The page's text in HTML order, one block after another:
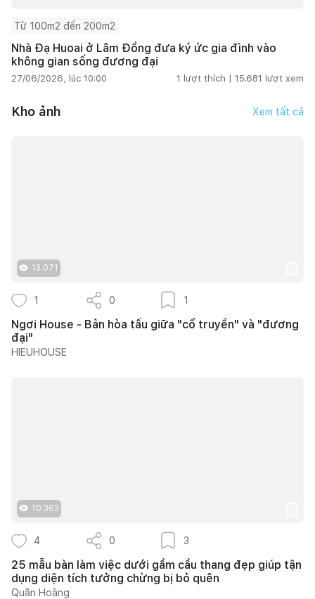
Từ 100m2 đến 200m2
Nhà Đạ Huoai ở Lâm Đồng đưa ký ức gia đình vào
không gian sống đương đại
27/06/2026, lúc 10:00 1 lượt thích | 15.681 lượt xem
Kho ảnh Xem tất cả
13.071
1 0 1
Ngơi House - Bản hòa tấu giữa "cổ truyền" và "đương
đại"
HIEUHOUSE
10.363
4 0 3
25 mẫu bàn làm việc dưới gầm cầu thang đẹp giúp tận
dụng diện tích tưởng chừng bị bỏ quên
Quân Hoàng